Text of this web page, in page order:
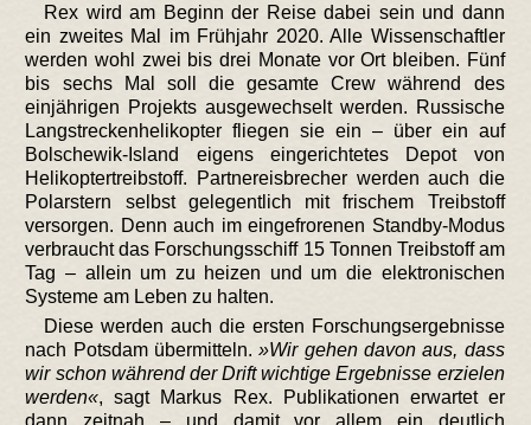
Rex wird am Beginn der Reise dabei sein und dann
ein zweites Mal im Frühjahr 2020. Alle Wissenschaftler
werden wohl zwei bis drei Monate vor Ort bleiben. Fünf
bis sechs Mal soll die gesamte Crew während des
einjährigen Projekts ausgewechselt werden. Russische
Langstreckenhelikopter fliegen sie ein – über ein auf
Bolschewik-Island eigens eingerichtetes Depot von
Helikoptertreibstoff. Partnereisbrecher werden auch die
Polarstern selbst gelegentlich mit frischem Treibstoff
versorgen. Denn auch im eingefrorenen Standby-Modus
verbraucht das Forschungsschiff 15 Tonnen Treibstoff am
Tag – allein um zu heizen und um die elektronischen
Systeme am Leben zu halten.
Diese werden auch die ersten Forschungsergebnisse
nach Potsdam übermitteln. Wir gehen davon aus, dass
wir schon während der Drift wichtige Ergebnisse erzielen
werden , sagt Markus Rex. Publikationen erwartet er